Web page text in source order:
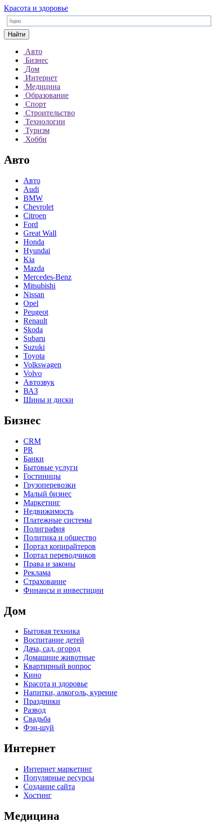
Красота и здоровье
Найти
Авто
Бизнес
Дом
Интернет
Медицина
Образование
Спорт
Строительство
Технологии
Туризм
Хобби
Авто
Авто
Audi
BMW
Chevrolet
Citroen
Ford
Great Wall
Honda
Hyundai
Kia
Mazda
Mercedes-Benz
Mitsubishi
Nissan
Opel
Peugeot
Renault
Skoda
Subaru
Suzuki
Toyota
Volkswagen
Volvo
Автозвук
ВАЗ
Шины и диски
Бизнес
CRM
PR
Банки
Бытовые услуги
Гостиницы
Грузоперевозки
Малый бизнес
Маркетинг
Недвижимость
Платежные системы
Полиграфия
Политика и общество
Портал копирайтеров
Портал переводчиков
Права и законы
Реклама
Страхование
Финансы и инвестиции
Дом
Бытовая техника
Воспитание детей
Дача, сад, огород
Домашние животные
Квартирный вопрос
Кино
Красота и здоровье
Напитки, алкоголь, курение
Праздники
Развод
Свадьба
Фэн-шуй
Интернет
Интернет маркетинг
Популярные ресурсы
Создание сайта
Хостинг
Медицина